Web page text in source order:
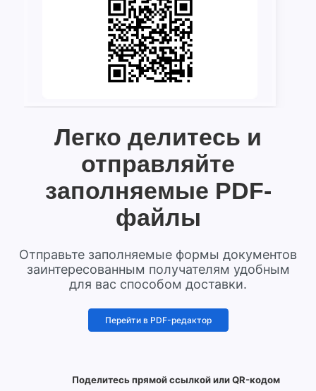
Легко делитесь и
отправляйте
заполняемые PDF-
файлы
Отправьте заполняемые формы документов
заинтересованным получателям удобным
для вас способом доставки.
Перейти в PDF-редактор
Поделитесь прямой ссылкой или QR-кодом